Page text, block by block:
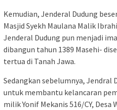
Kemudian, Jenderal Dudung
Masjid Syekh Maulana Malik
Jenderal Dudung pun menjadi
dibangun tahun 1389 Masehi-
tertua di Tanah Jawa.
Sedangkan sebelumnya, Jendral
untuk membantu kelancaran
milik Yonif Mekanis 516/CY,